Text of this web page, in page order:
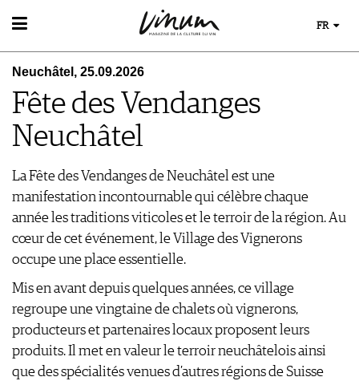
VIN
RECHERCHE DE VINS
GUIDE DU VIGNOBLE
WINETRADECLUB
DÉCOUVERTE
GUIDE DES MILLÉSIMES
UNIQUE WINERIES
CLUB LES DOMAINES
MONDE DU VIN
AU RESTAURANT
LE STOCKAGE DU VIN
EVÈNEMENTS DE VINUM
ÉVÉNEMENT CALENDRIER
CONCOURS DE VIN
IMAGES DES ÉVÉNEMENTS
MAGAZINE
LES HISTOIRES DU VIN
GUIDE DES VINS
ARCHIVES
AVANTAGES
MÉDIATHÈQUE
GALÉRIES DE PHOTOS
LIVRES
NEWS
ÉCONOMIE DU VIN
SCÈNE DU VIN
PORTRAITS
VINOPHILES
FR
Neuchâtel, 25.09.2026
Fête des Vendanges
Neuchâtel
La Fête des Vendanges de Neuchâtel est une
manifestation incontournable qui célèbre chaque
année les traditions viticoles et le terroir de la région. Au
cœur de cet événement, le Village des Vignerons
occupe une place essentielle.
Mis en avant depuis quelques années, ce village
regroupe une vingtaine de chalets où vignerons,
producteurs et partenaires locaux proposent leurs
produits. Il met en valeur le terroir neuchâtelois ainsi
que des spécialités venues d’autres régions de Suisse